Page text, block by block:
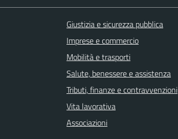
Giustizia e sicurezza pubblica
Imprese e commercio
Mobilità e trasporti
Salute, benessere e assistenza
Tributi, finanze e contravvenzioni
Vita lavorativa
Associazioni